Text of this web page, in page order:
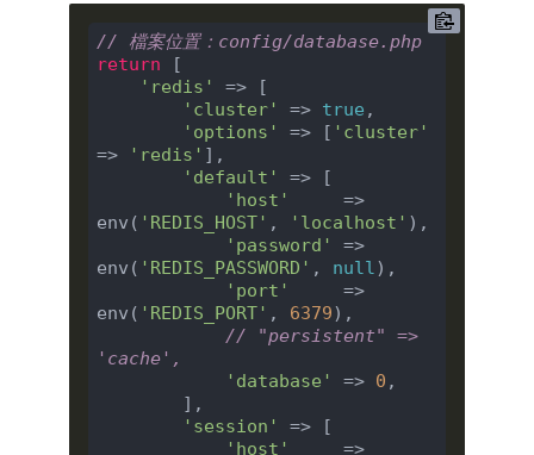
// 檔案位置：config/database.php
return [
'redis'
=> [
'cluster'
=> true ,
'options'
=> [ 'cluster'
=>
'redis' ],
'default'
=> [
'host'
     =>
env( 'REDIS_HOST' , 'localhost' ),
'password'
=>
env( 'REDIS_PASSWORD' , null),
'port'
     =>
env( 'REDIS_PORT' , 6379),
// "persistent" =>
'cache',
'database'
=> 0 ,
'session'
=> [
'host'
     =>